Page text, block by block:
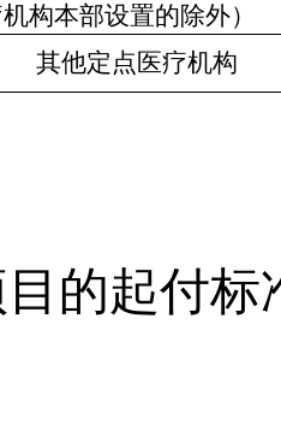
构本部设置的除外）
其他定点医疗机构
的起付